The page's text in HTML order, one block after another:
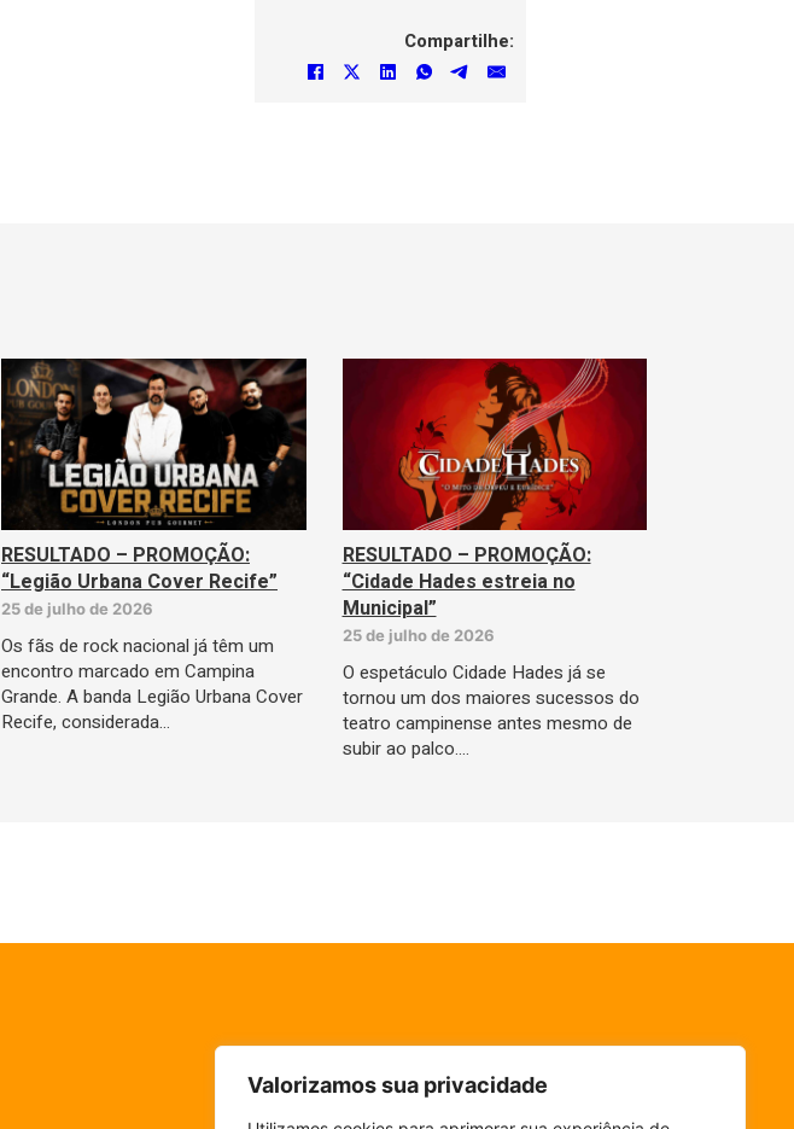
Valorizamos sua privacidade
Compartilhe:
RESULTADO – PROMOÇÃO:
“Legião Urbana Cover Recife”
25 de julho de 2026
Os fãs de rock nacional já têm um
encontro marcado em Campina
Grande. A banda Legião Urbana Cover
Recife, considerada…
RESULTADO – PROMOÇÃO:
“Cidade Hades estreia no
Municipal”
25 de julho de 2026
O espetáculo Cidade Hades já se
tornou um dos maiores sucessos do
teatro campinense antes mesmo de
subir ao palco.…